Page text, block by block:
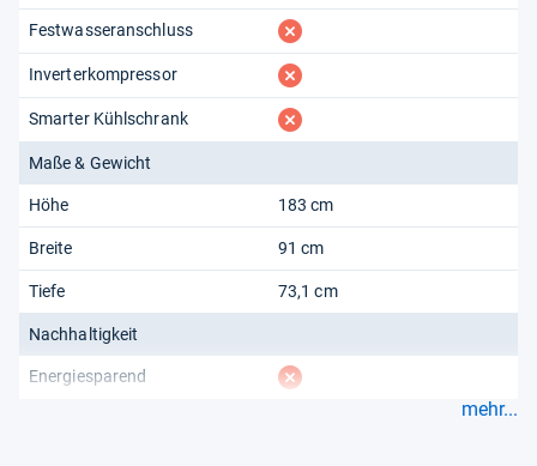
Festwasseranschluss fehlt
Inverterkompressor fehlt
Smarter Kühlschrank fehlt
Maße & Gewicht
Höhe 183 cm
Breite 91 cm
Tiefe 73,1 cm
Nachhaltigkeit
Energiesparend fehlt
mehr...